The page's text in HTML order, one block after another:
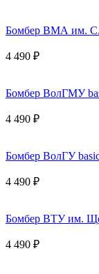
Бомбер ВМА им.
4 490 ₽
Бомбер ВолГМУ
4 490 ₽
Бомбер ВолГУ
4 490 ₽
Бомбер ВТУ им.
4 490 ₽